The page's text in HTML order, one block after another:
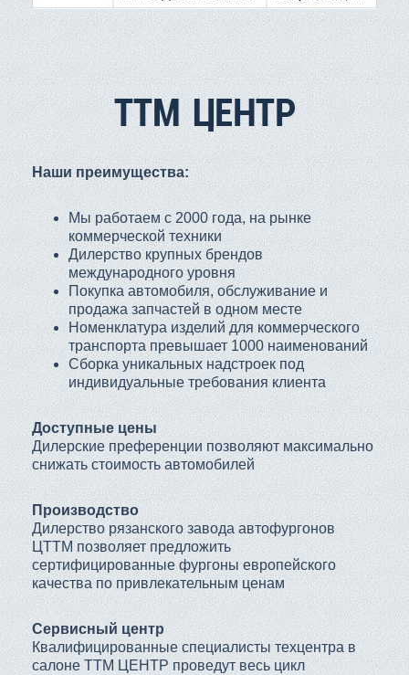
ТТМ ЦЕНТР
Наши преимущества:
Мы работаем с 2000 года, на рынке
коммерческой техники
Дилерство крупных брендов
международного уровня
Покупка автомобиля, обслуживание и
продажа запчастей в одном месте
Номенклатура изделий для коммерческого
транспорта превышает 1000 наименований
Сборка уникальных надстроек под
индивидуальные требования клиента
Доступные цены
Дилерские преференции позволяют максимально
снижать стоимость автомобилей
Производство
Дилерство рязанского завода автофургонов
ЦТТМ позволяет предложить
сертифицированные фургоны европейского
качества по привлекательным ценам
Сервисный центр
Квалифицированные специалисты техцентра в
салоне ТТМ ЦЕНТР проведут весь цикл